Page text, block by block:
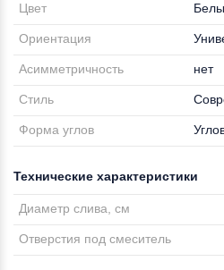
Цвет
Ориентация
Асимметричность нет
Стиль
Форма углов
Технические характеристики
Диаметр слива, см
Отверстия под смеситель